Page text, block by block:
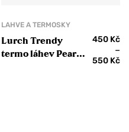
LAHVE A TERMOSKY
Lurch Trendy
termo láhev Pearl
450 Kč
–
550 Kč